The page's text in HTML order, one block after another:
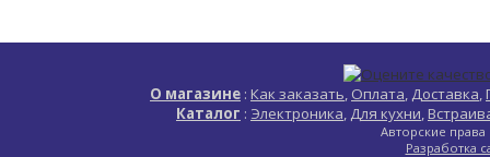
О магазине : Как заказать, Оплата, Доставка,
Каталог : Электроника, Для кухни,
Авторские права
Разработка